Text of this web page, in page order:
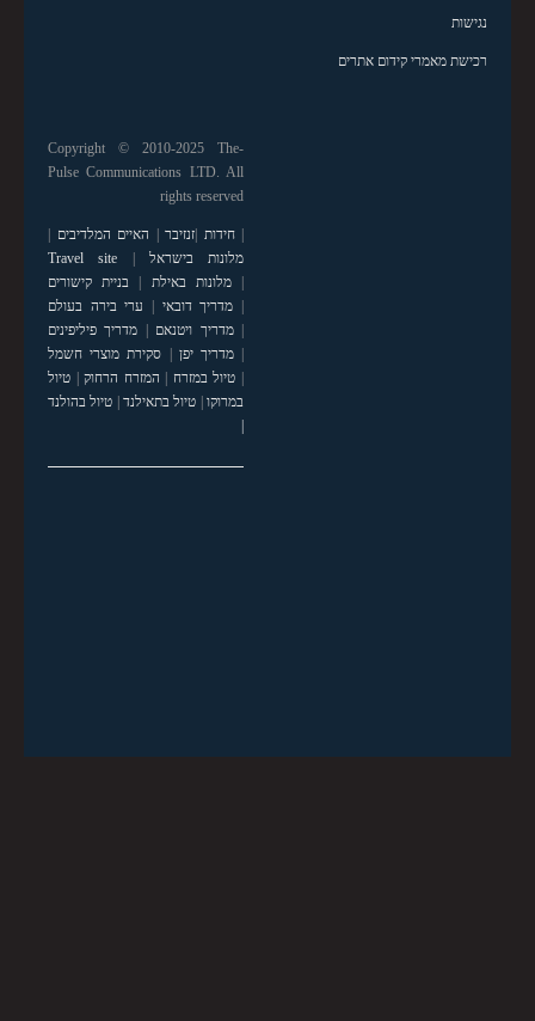
נגישות
רכישת מאמרי קידום אתרים
Copyright © 2010-2025 The-
Pulse Communications LTD. All
rights reserved
|חידות |זנזיבר | האיים המלדיבים |
מלונות בישראל |
Travel site
|מלונות באילת | בניית קישורים
| מדריך דובאי | ערי בירה בעולם
|מדריך ויטנאם | מדריך פיליפינים
|מדריך יפן | סקירת מוצרי חשמל
| טיול במזרח | המזרח הרחוק| טיול
במרוקו| טיול בתאילנד| טיול בהולנד
|